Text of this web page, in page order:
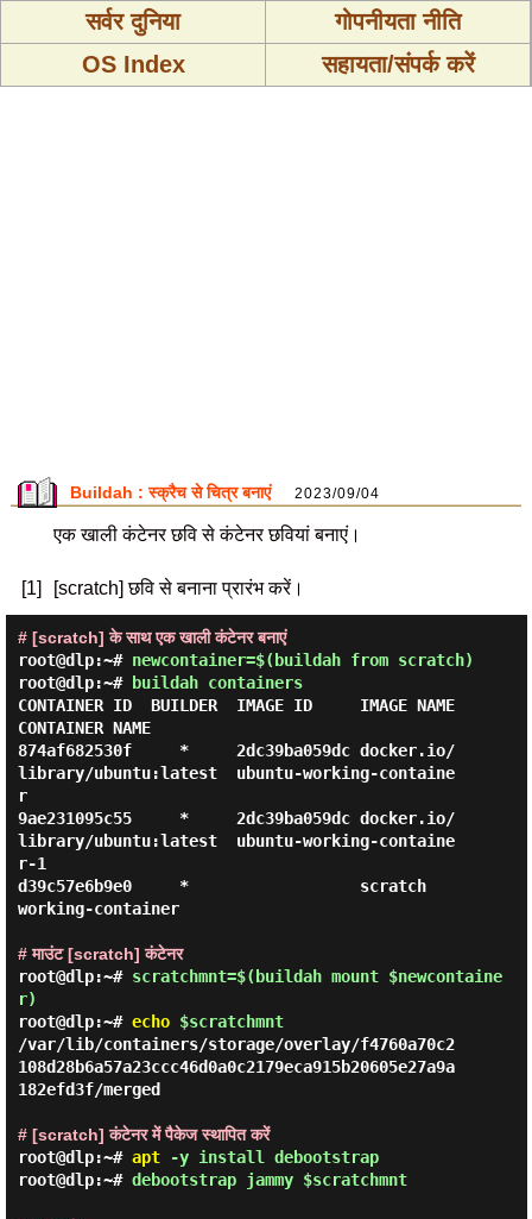
सर्वर दुनिया
गोपनीयता नीति
OS Index
सहायता/संपर्क करें
Buildah : स्क्रैच से चित्र बनाएं 2023/09/04
एक खाली कंटेनर छवि से कंटेनर छवियां बनाएं।
[1] [scratch] छवि से बनाना प्रारंभ करें।
# [scratch] के साथ एक खाली कंटेनर बनाएं
root@dlp:~# newcontainer=$(buildah from scratch)
root@dlp:~#
buildah containers
CONTAINER ID  BUILDER  IMAGE ID     IMAGE NAME
CONTAINER NAME
874af682530f     *     2dc39ba059dc docker.io/
library/ubuntu:latest  ubuntu-working-containe
r
9ae231095c55     *     2dc39ba059dc docker.io/
library/ubuntu:latest  ubuntu-working-containe
r-1
d39c57e6b9e0     *                  scratch
working-container
# माउंट [scratch] कंटेनर
root@dlp:~# scratchmnt=$(buildah mount $newcontaine
r)
root@dlp:~# echo$scratchmnt
/var/lib/containers/storage/overlay/f4760a70c2
108d28b6a57a23ccc46d0a0c2179eca915b20605e27a9a
182efd3f/merged
# [scratch] कंटेनर में पैकेज स्थापित करें
root@dlp:~# apt-y install debootstrap
root@dlp:~# debootstrap jammy $scratchmnt